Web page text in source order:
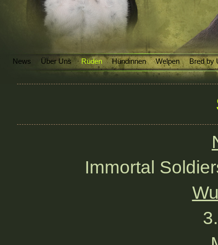
News Über Uns Rüden Hündinnen Welpen Bred by
Immortal